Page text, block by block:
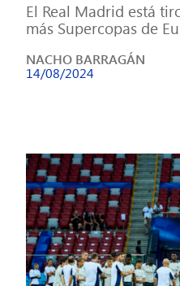
El Real Madrid está
más Supercopas de
NACHO BARRAGÁN
14/08/2024